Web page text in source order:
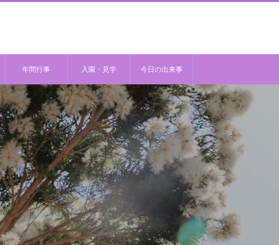
年間行事 入園・見学 今日の出来事